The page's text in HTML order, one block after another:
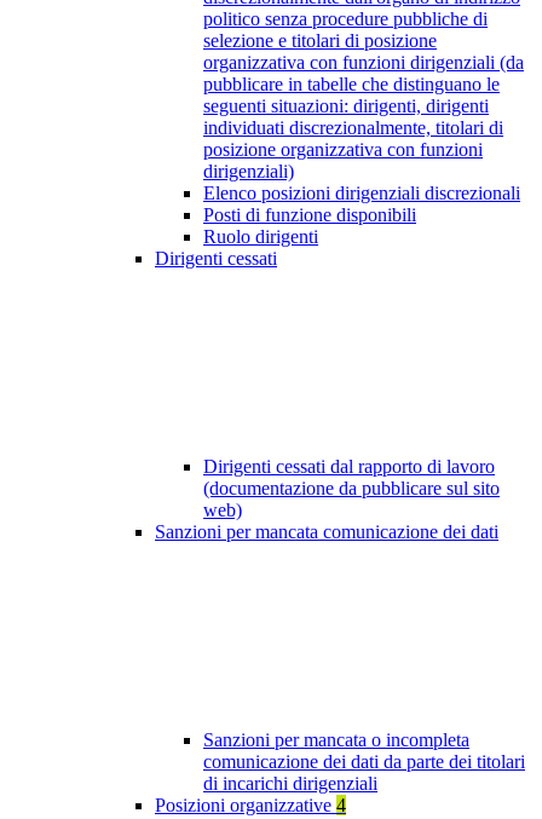
politico senza procedure pubbliche di
selezione e titolari di posizione
organizzativa con funzioni dirigenziali (da
pubblicare in tabelle che distinguano le
seguenti situazioni: dirigenti, dirigenti
individuati discrezionalmente, titolari di
posizione organizzativa con funzioni
dirigenziali)
Elenco posizioni dirigenziali discrezionali
Posti di funzione disponibili
Ruolo dirigenti
Dirigenti cessati
Dirigenti cessati dal rapporto di lavoro
(documentazione da pubblicare sul sito
web)
Sanzioni per mancata comunicazione dei dati
Sanzioni per mancata o incompleta
comunicazione dei dati da parte dei titolari
di incarichi dirigenziali
Posizioni organizzative 4